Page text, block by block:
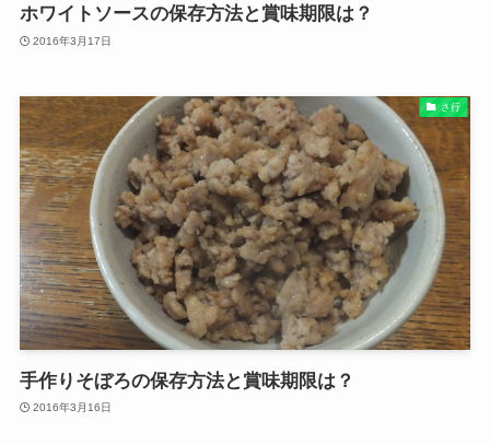
ホワイトソースの保存方法と賞味期限は？
2016年3月17日
さ行
手作りそぼろの保存方法と賞味期限は？
2016年3月16日